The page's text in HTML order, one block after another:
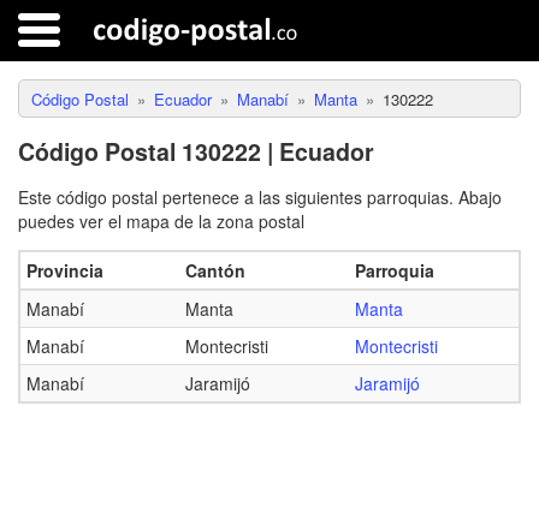
Código Postal Ecuador Manabí Manta 130222
Código Postal 130222 | Ecuador
Este código postal pertenece a las siguientes parroquias. Abajo
puedes ver el mapa de la zona postal
Provincia Cantón
Parroquia
Manabí
Manta
Manta
Manabí
Montecristi
Montecristi
Manabí
Jaramijó Jaramijó